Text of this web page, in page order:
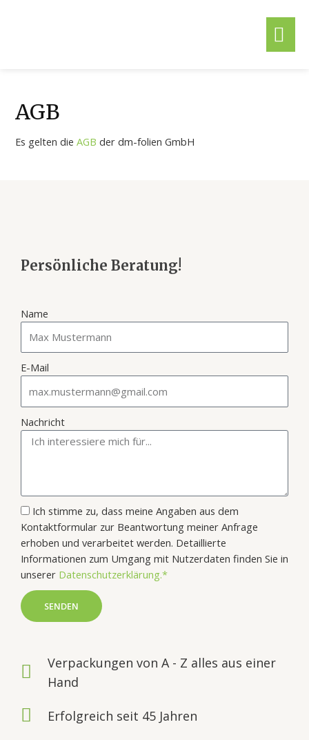
AGB
Es gelten dieAGB der dm-folien GmbH
Persönliche Beratung!
Name
E-Mail
Nachricht
Ich stimme zu, dass meine Angaben aus dem
Kontaktformular zur Beantwortung meiner Anfrage
erhoben und verarbeitet werden. Detaillierte
Informationen zum Umgang mit Nutzerdaten finden Sie in
unserer Datenschutzerklärung.*
SENDEN
Verpackungen von A - Z alles aus einer
Hand
Erfolgreich seit 45 Jahren